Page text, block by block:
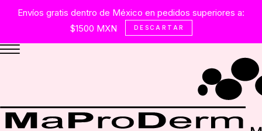
Envíos gratis dentro de México en pedidos superiores a:
$1500 MXN
DESCARTAR